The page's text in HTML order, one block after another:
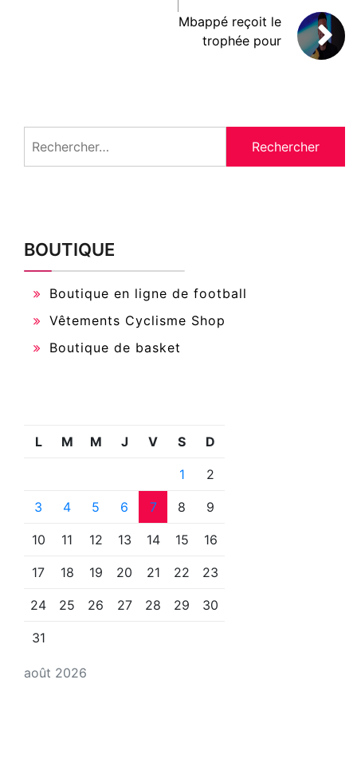
Mbappé reçoit le
trophée pour
BOUTIQUE
Boutique en ligne de football
Vêtements Cyclisme Shop
Boutique de basket
août 2026
L M M J V S D
1 2
3 4 5 6 7 8 9
10 11 12 13 14 15 16
17 18 19 20 21 22 23
24 25 26 27 28 29 30
31